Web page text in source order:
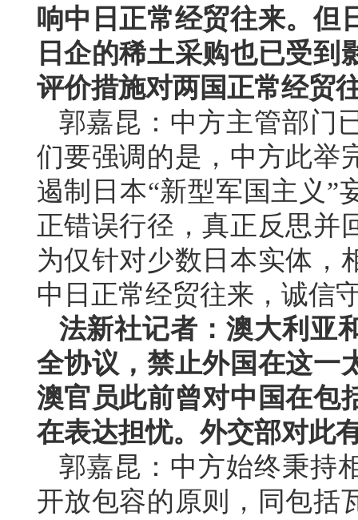
响中日正常经贸往来。但
日企的稀土采购也已受到
评价措施对两国正常经贸
郭嘉昆：中方主管部门
们要强调的是，中方此举
遏制日本“新型军国主义”
正错误行径，真正反思并
为仅针对少数日本实体，
中日正常经贸往来，诚信
法新社记者：澳大利亚
全协议，禁止外国在这一
澳官员此前曾对中国在包
在表达担忧。外交部对此
郭嘉昆：中方始终秉持
开放包容的原则，同包括